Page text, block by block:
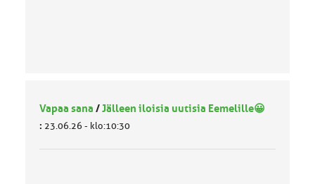
Vapaa sana /Jälleen iloisia uutisia Eemelille😀
: 23.06.26 - klo:10:30